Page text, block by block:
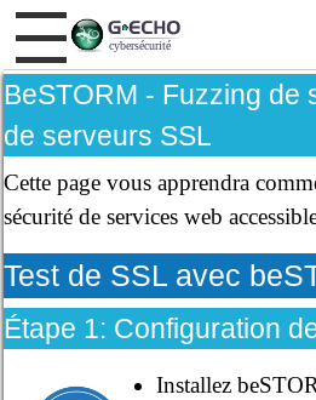
BeSTORM - Fuzzing de
de serveurs SSL
Cette page vous apprendra
sécurité de services web
Test de SSL avec
Étape 1: Configuration
Installez